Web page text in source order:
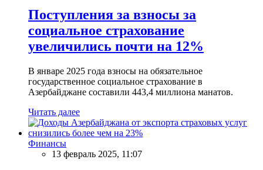
Поступления за взносы за
социальное страхование
увеличились почти на 12%
В январе 2025 года взносы на обязательное
государственное социальное страхование в
Азербайджане составили 443,4 миллиона манатов.
Читать далее
Финансы
13 февраль 2025, 11:07